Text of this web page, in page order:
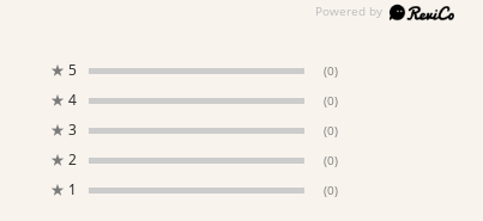
★ 5 (0)
★ 4 (0)
★ 3 (0)
★ 2 (0)
★ 1 (0)